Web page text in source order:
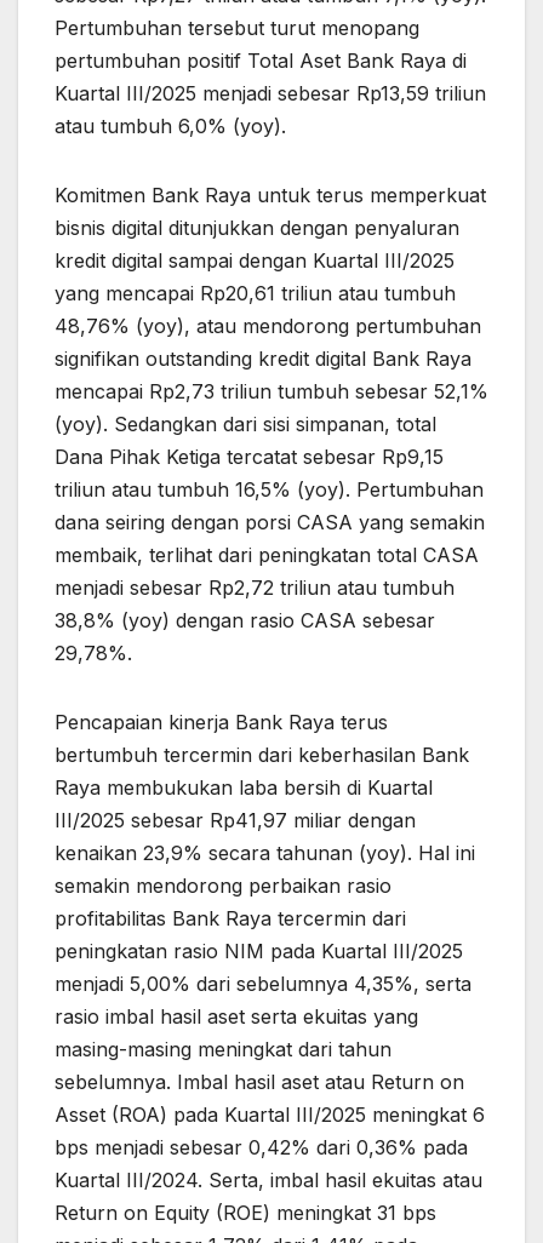
Pertumbuhan tersebut turut menopang
pertumbuhan positif Total Aset Bank Raya di
Kuartal III/2025 menjadi sebesar Rp13,59 triliun
atau tumbuh 6,0% (yoy).
Komitmen Bank Raya untuk terus memperkuat
bisnis digital ditunjukkan dengan penyaluran
kredit digital sampai dengan Kuartal III/2025
yang mencapai Rp20,61 triliun atau tumbuh
48,76% (yoy), atau mendorong pertumbuhan
signifikan outstanding kredit digital Bank Raya
mencapai Rp2,73 triliun tumbuh sebesar 52,1%
(yoy). Sedangkan dari sisi simpanan, total
Dana Pihak Ketiga tercatat sebesar Rp9,15
triliun atau tumbuh 16,5% (yoy). Pertumbuhan
dana seiring dengan porsi CASA yang semakin
membaik, terlihat dari peningkatan total CASA
menjadi sebesar Rp2,72 triliun atau tumbuh
38,8% (yoy) dengan rasio CASA sebesar
29,78%.
Pencapaian kinerja Bank Raya terus
bertumbuh tercermin dari keberhasilan Bank
Raya membukukan laba bersih di Kuartal
III/2025 sebesar Rp41,97 miliar dengan
kenaikan 23,9% secara tahunan (yoy). Hal ini
semakin mendorong perbaikan rasio
profitabilitas Bank Raya tercermin dari
peningkatan rasio NIM pada Kuartal III/2025
menjadi 5,00% dari sebelumnya 4,35%, serta
rasio imbal hasil aset serta ekuitas yang
masing-masing meningkat dari tahun
sebelumnya. Imbal hasil aset atau Return on
Asset (ROA) pada Kuartal III/2025 meningkat 6
bps menjadi sebesar 0,42% dari 0,36% pada
Kuartal III/2024. Serta, imbal hasil ekuitas atau
Return on Equity (ROE) meningkat 31 bps